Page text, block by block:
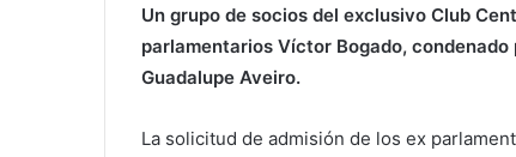
Un grupo de socios del exclusivo Club
parlamentarios Víctor Bogado, condenado
Guadalupe Aveiro.
La solicitud de admisión de los ex